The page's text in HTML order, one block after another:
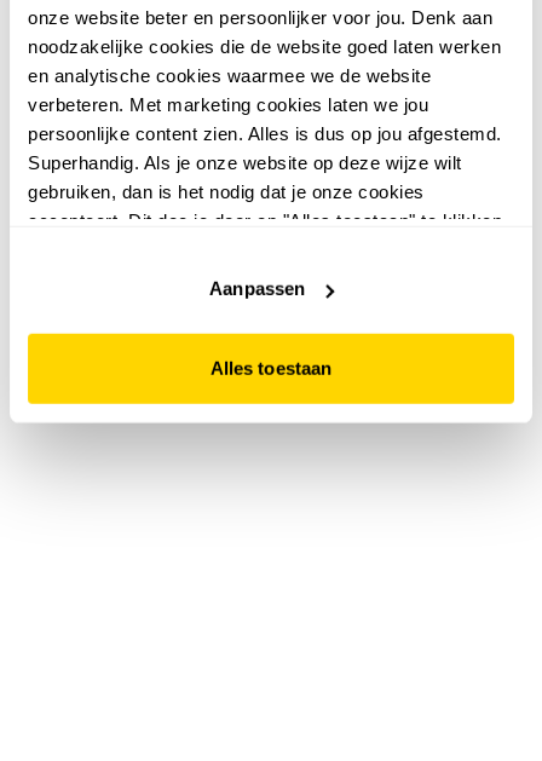
onze website beter en persoonlijker voor jou. Denk aan
noodzakelijke cookies die de website goed laten werken
en analytische cookies waarmee we de website
verbeteren. Met marketing cookies laten we jou
persoonlijke content zien. Alles is dus op jou afgestemd.
Superhandig. Als je onze website op deze wijze wilt
gebruiken, dan is het nodig dat je onze cookies
accepteert. Dit doe je door op "Alles toestaan" te klikken.
website niet optimaal functioneert.
Aanpassen
Alles toestaan